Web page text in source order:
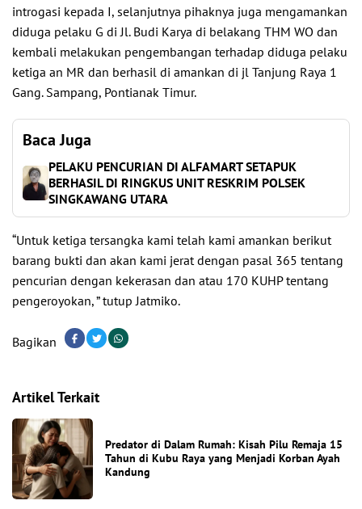
introgasi kepada I, selanjutnya pihaknya juga mengamankan
diduga pelaku G di Jl. Budi Karya di belakang THM WO dan
kembali melakukan pengembangan terhadap diduga pelaku
ketiga an MR dan berhasil di amankan di jl Tanjung Raya 1
Gang. Sampang, Pontianak Timur.
Baca Juga
PELAKU PENCURIAN DI ALFAMART SETAPUK
BERHASIL DI RINGKUS UNIT RESKRIM POLSEK
SINGKAWANG UTARA
“Untuk ketiga tersangka kami telah kami amankan berikut
barang bukti dan akan kami jerat dengan pasal 365 tentang
pencurian dengan kekerasan dan atau 170 KUHP tentang
pengeroyokan, ” tutup Jatmiko.
Bagikan
Artikel Terkait
Predator di Dalam Rumah: Kisah Pilu Remaja 15
Tahun di Kubu Raya yang Menjadi Korban Ayah
Kandung